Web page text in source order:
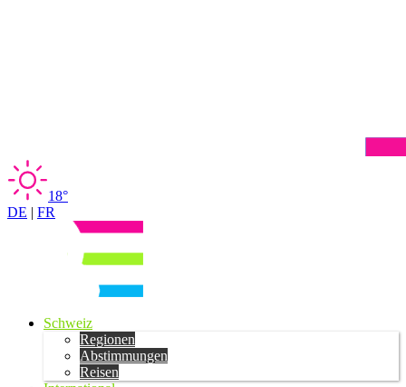
18°
DE | FR
Schweiz
Regionen
Abstimmungen
Reisen